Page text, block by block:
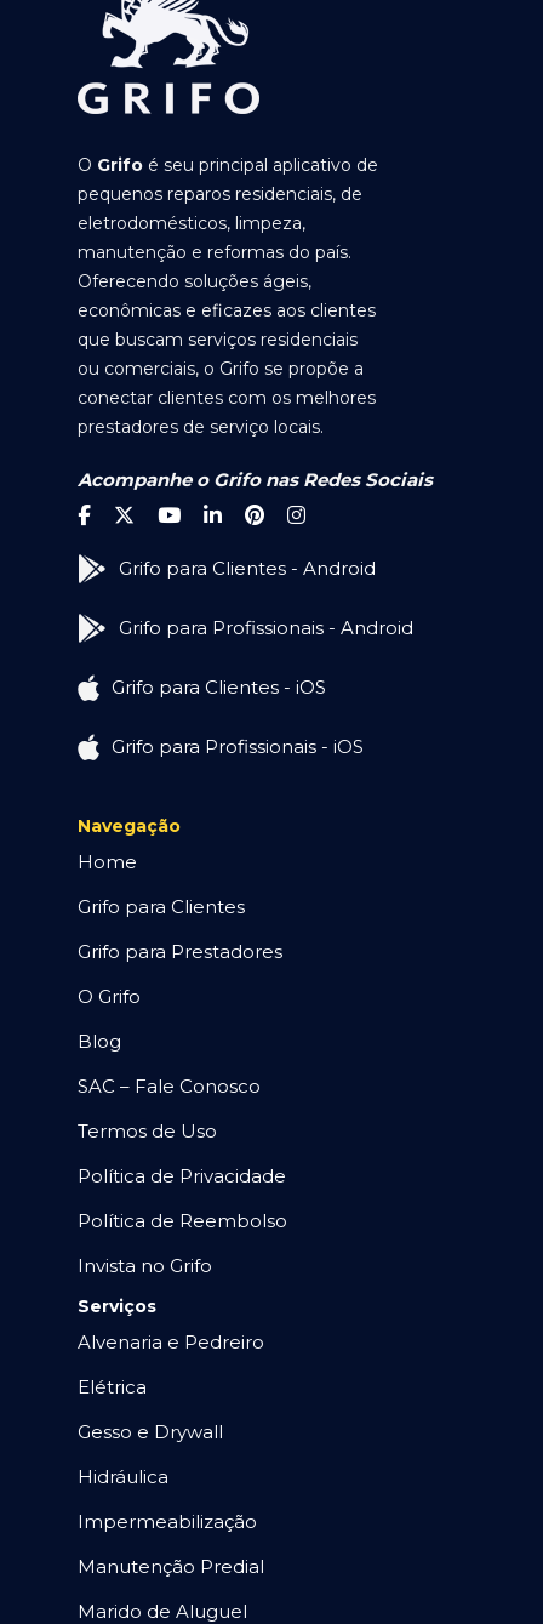
O Grifo é seu principal aplicativo de
pequenos reparos residenciais, de
eletrodomésticos, limpeza,
manutenção e reformas do país.
Oferecendo soluções ágeis,
econômicas e eficazes aos clientes
que buscam serviços residenciais
ou comerciais, o Grifo se propõe a
conectar clientes com os melhores
prestadores de serviço locais.
Acompanhe o Grifo nas Redes Sociais
Grifo para Clientes - Android
Grifo para Profissionais - Android
Grifo para Clientes - iOS
Grifo para Profissionais - iOS
Navegação
Home
Grifo para Clientes
Grifo para Prestadores
O Grifo
Blog
SAC – Fale Conosco
Termos de Uso
Política de Privacidade
Política de Reembolso
Invista no Grifo
Serviços
Alvenaria e Pedreiro
Elétrica
Gesso e Drywall
Hidráulica
Impermeabilização
Manutenção Predial
Marido de Aluguel